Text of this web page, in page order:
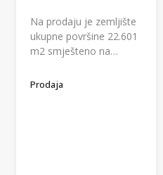
Na prodaju je zemljište
ukupne površine 22.601
m2 smješteno na…
Prodaja